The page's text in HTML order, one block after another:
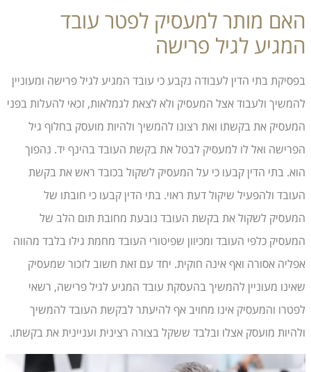
האם מותר למעסיק לפטר עובד
המגיע לגיל פרישה
בפסיקת בתי הדין לעבודה נקבע כי עובד המגיע לגיל פרישה ומעוניין
להמשיך ולעבוד אצל המעסיק ולא לצאת לגמלאות, זכאי להעלות בפני
המעסיק את בקשתו ואת רצונו להמשיך ולהיות מועסק בחלוף גיל
הפרישה ואל לו למעסיק לבטל את בקשת העובד בהינף יד. נהפוך
הוא. בתי הדין קבעו כי על המעסיק לשקול בכובד ראש את בקשת
העובד ולהפעיל שיקול דעת ראוי. בתי הדין קבעו כי חובתו של
המעסיק לשקול את בקשת העובד נובעת מחובת תום הלב של
המעסיק כלפי העובד ומכיוון שפיטורי העובד מחמת גילו בלבד מהווה
אפליה אסורה ואף אינה חוקית. יחד עם זאת חשוב לזכור שמעסיק
שאינו מעוניין להמשיך בהעסקת עובד המגיע לגיל פרישה, רשאי
לפטרו והמעסיק אינו מחויב אף להיעתר לבקשת העובד להמשיך
ולהיות מועסק אצלו ובלבד ששקל בצורה רצינית ועניינית את בקשתו.